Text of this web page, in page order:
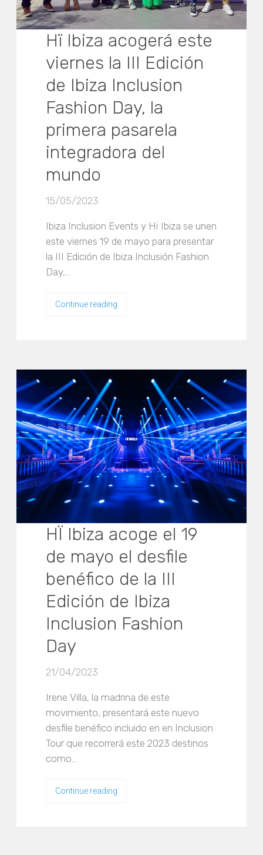
Hï Ibiza acogerá este
viernes la III Edición
de Ibiza Inclusion
Fashion Day, la
primera pasarela
integradora del
mundo
15/05/2023
Ibiza Inclusion Events y Hï Ibiza se unen
este viernes 19 de mayo para presentar
la III Edición de Ibiza Inclusión Fashion
Day,…
Continue reading
HÏ Ibiza acoge el 19
de mayo el desfile
benéfico de la III
Edición de Ibiza
Inclusion Fashion
Day
21/04/2023
Irene Villa, la madrina de este
movimiento, presentará este nuevo
desfile benéfico incluido en en Inclusion
Tour que recorrerá este 2023 destinos
como…
Continue reading